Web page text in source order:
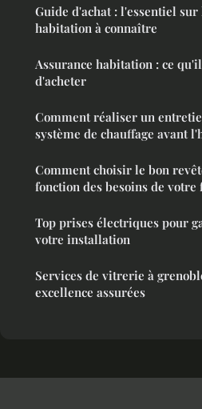
Guide d'achat : l'essentiel sur
habitation à connaître
Assurance habitation : ce
d'acheter
Comment réaliser un
système de chauffage avant
Comment choisir le bon
fonction des besoins de votre
Top prises électriques pour
votre installation
Services de vitrerie à
excellence assurées